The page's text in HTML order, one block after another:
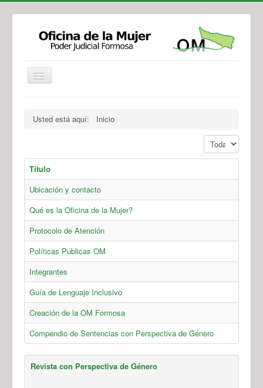
Legislación
Novedades
Usted está aquí:
Inicio
Mostrar #
Título
Ubicación y contacto
Qué es la Oficina de la Mujer?
Protocolo de Atención
Políticas Públicas OM
Integrantes
Guía de Lenguaje Inclusivo
Creación de la OM Formosa
Compendio de Sentencias con Perspectiva de Género
Revista con Perspectiva de Género